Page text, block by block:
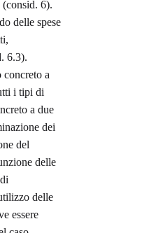
6).
delle spese
6.3).
a
i tipi di
a due
dei
del
delle
delle
essere